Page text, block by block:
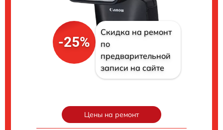
-25%
Скидка на ремонт
по
предварительной
записи на сайте
Цены на ремонт